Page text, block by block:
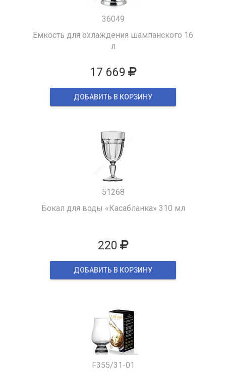
36049
Емкость для охлаждения шампанского 16
л
17 669
ДОБАВИТЬ В КОРЗИНУ
51268
Бокал для воды «Касабланка» 310 мл
220
ДОБАВИТЬ В КОРЗИНУ
F355/31-01